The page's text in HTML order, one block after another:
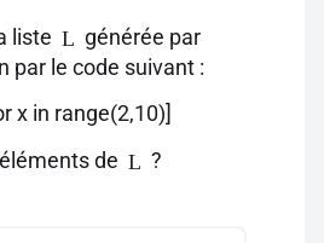
liste L générée par
par le code suivant :
x in range(2,10)]
de L ?